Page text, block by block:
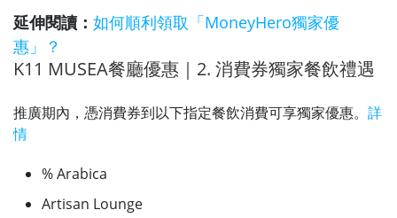
延伸閱讀： 如何順利領取「MoneyHero獨家優
惠」？
K11 MUSEA餐廳優惠｜2. 消費券獨家餐飲禮遇
推廣期內，憑消費券到以下指定餐飲消費可享獨家優惠。 詳
情
% Arabica
Artisan Lounge